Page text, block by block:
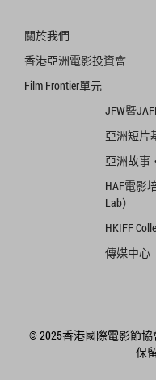
關於我們
香港亞洲電影投資會
Film Frontier單元
JFW暨
亞洲短片
亞洲故
HAF電影
Lab）
HKIFF
傳媒中心
© 2025香港國際電影節
保